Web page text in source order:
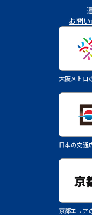
お問
大阪メトロ
日本の交通
京都エリア